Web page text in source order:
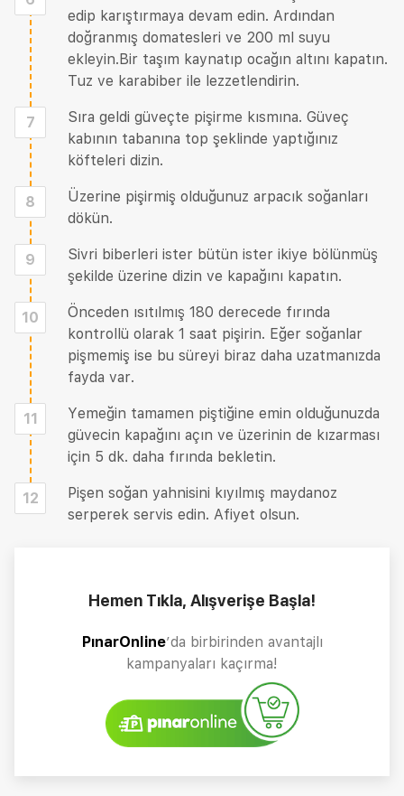
edip karıştırmaya devam edin. Ardından
doğranmış domatesleri ve 200 ml suyu
ekleyin.Bir taşım kaynatıp ocağın altını kapatın.
Tuz ve karabiber ile lezzetlendirin.
7
Sıra geldi güveçte pişirme kısmına. Güveç
kabının tabanına top şeklinde yaptığınız
köfteleri dizin.
8
Üzerine pişirmiş olduğunuz arpacık soğanları
dökün.
9
Sivri biberleri ister bütün ister ikiye bölünmüş
şekilde üzerine dizin ve kapağını kapatın.
10
Önceden ısıtılmış 180 derecede fırında
kontrollü olarak 1 saat pişirin. Eğer soğanlar
pişmemiş ise bu süreyi biraz daha uzatmanızda
fayda var.
11
Yemeğin tamamen piştiğine emin olduğunuzda
güvecin kapağını açın ve üzerinin de kızarması
için 5 dk. daha fırında bekletin.
12
Pişen soğan yahnisini kıyılmış maydanoz
serperek servis edin. Afiyet olsun.
Hemen Tıkla, Alışverişe Başla!
PınarOnline’da birbirinden avantajlı
kampanyaları kaçırma!